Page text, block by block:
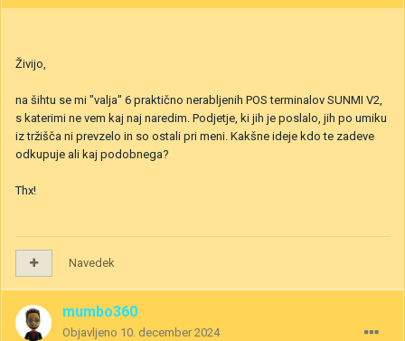
Živijo,
na šihtu se mi "valja" 6 praktično nerabljenih POS terminalov SUNMI V2,
s katerimi ne vem kaj naj naredim. Podjetje, ki jih je poslalo, jih po umiku
iz tržišča ni prevzelo in so ostali pri meni. Kakšne ideje kdo te zadeve
odkupuje ali kaj podobnega?
Thx!
Navedek
mumbo360
Objavljeno 10. december 2024